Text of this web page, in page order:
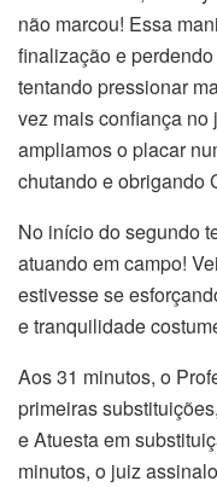
não marcou! Essa
finalização e
tentando pressionar
vez mais confiança
ampliamos o placar
chutando e obrigando
No início do segundo
atuando em campo!
estivesse se
e tranquilidade
Aos 31 minutos, o
primeiras
e Atuesta em
minutos, o juiz